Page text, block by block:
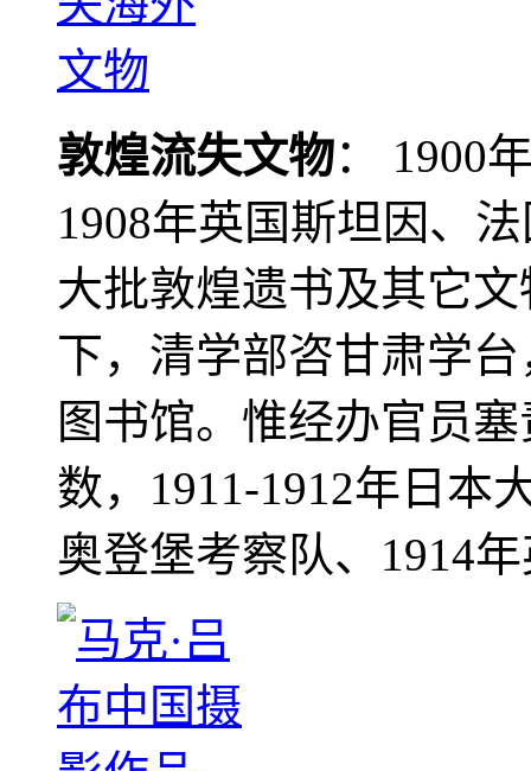
敦煌流失文物： 1900
1908年英国斯坦因、
大批敦煌遗书及其它
下，清学部咨甘肃学
图书馆。惟经办官员
数，1911-1912年日本
奥登堡考察队、1914